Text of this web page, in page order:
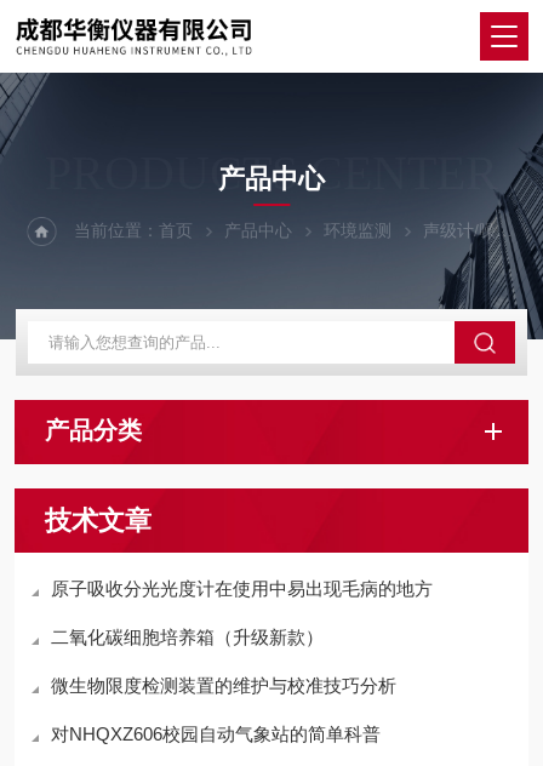
PRODUCTS CENTER
产品中心
当前位置：首页 产品中心 环境监测 声级计/噪音计/分贝仪
产品分类
技术文章
原子吸收分光光度计在使用中易出现毛病的地方
二氧化碳细胞培养箱（升级新款）
微生物限度检测装置的维护与校准技巧分析
对NHQXZ606校园自动气象站的简单科普